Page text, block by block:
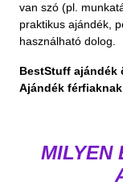
van szó (pl.
praktikus ajándék,
használható dolog.
BestStuff ajándék
Ajándék férfiaknak
MILYEN